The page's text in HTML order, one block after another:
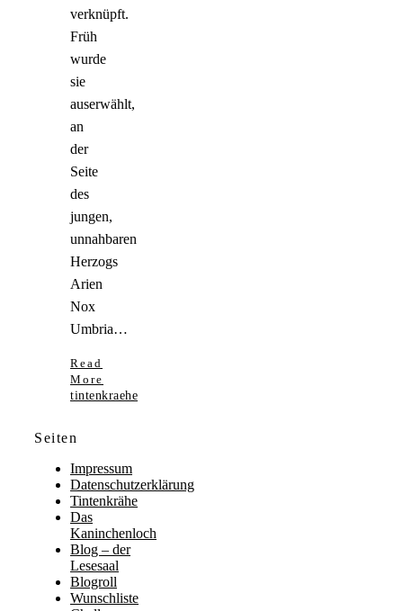
verknüpft.
Früh
wurde
sie
auserwählt,
an
der
Seite
des
jungen,
unnahbaren
Herzogs
Arien
Nox
Umbria…
Read
More
tintenkraehe
Seiten
Impressum
Datenschutzerklärung
Tintenkrähe
Das
Kaninchenloch
Blog – der
Lesesaal
Blogroll
Wunschliste